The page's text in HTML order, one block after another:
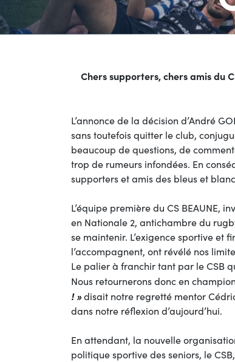
Chers supporters, chers amis du
L’annonce de la décision d’André
sans toutefois quitter le club,
beaucoup de questions, de
trop de rumeurs infondées. En
supporters et amis des bleus et
L’équipe première du CS BEAUNE,
en Nationale 2, antichambre du
se maintenir. L’exigence sportive et
l’accompagnent, ont révélé nos
Le palier à franchir tant par le CSB
Nous retournerons donc en
! »disait notre regretté mentor
dans notre réflexion d’aujourd’hui.
En attendant, la nouvelle
politique sportive des seniors, le